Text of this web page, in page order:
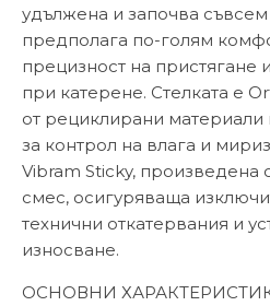
удължена и започва
предполага по-голям
прецизност на пристягане
при катерене. Стелката е
от рециклирани
за контрол на влага и
Vibram Sticky, произведена
смес, осигуряваща
технични откатервания и
износване.
ОСНОВНИ